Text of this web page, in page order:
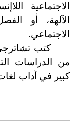
الاجتماعية
الآلهة، أو
الاجتماعي.
كتب
من الدراسات
كبير في آداب